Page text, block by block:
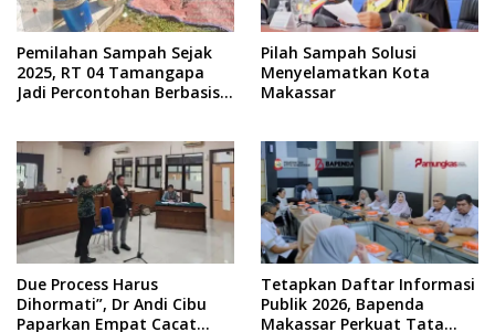
Pemilahan Sampah Sejak
2025, RT 04 Tamangapa
Jadi Percontohan Berbasis
Pilah Sampah Solusi
Menyelamatkan Kota
Makassar
Due Process Harus
Dihormati”, Dr Andi Cibu
Paparkan Empat Cacat
Tetapkan Daftar Informasi
Publik 2026, Bapenda
Makassar Perkuat Tata